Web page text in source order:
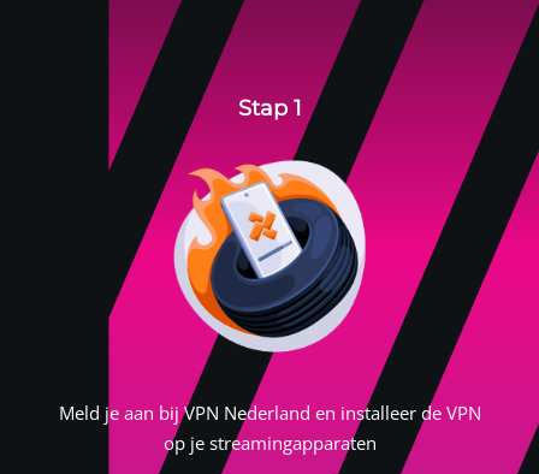
Stap 1
Meld je aan bijVPN Nederland en installeer de VPN
op je streamingapparaten